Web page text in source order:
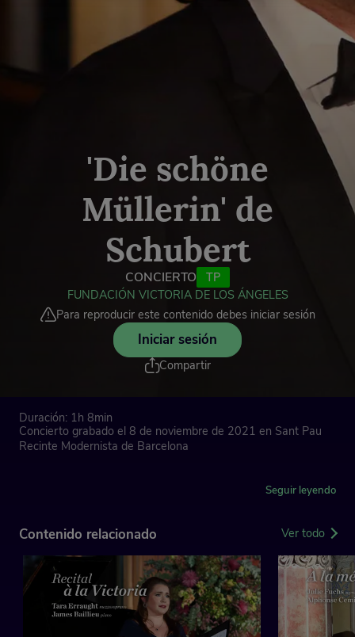
'Die schöne
Müllerin' de
Schubert
CONCIERTO
TP
FUNDACIÓN VICTORIA DE LOS ÁNGELES
Para reproducir este contenido debes iniciar sesión
Iniciar sesión
Compartir
Duración: 1h 8min
Concierto grabado el 8 de noviembre de 2021 en Sant Pau
Recinte Modernista de Barcelona
'Die schöne Müllerin' D795 ('La bella molinera')
Das Wandern
Wohin?
Halt!
Danksagung an den Bach
Am Feierabend
Seguir leyendo
Contenido relacionado Ver todo